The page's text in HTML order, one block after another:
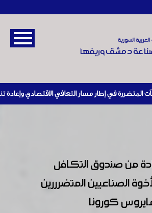
من صندوق التكافل
الصناعيين المتضرررين
كورونا